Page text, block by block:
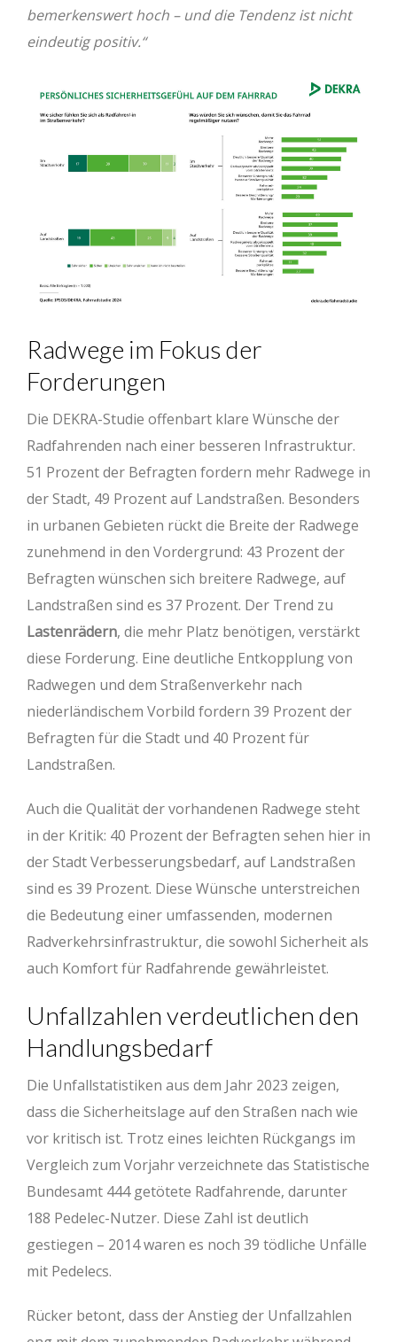
bemerkenswert hoch – und die Tendenz ist nicht
eindeutig positiv.“
Radwege im Fokus der
Forderungen
Die DEKRA-Studie offenbart klare Wünsche der
Radfahrenden nach einer besseren Infrastruktur.
51 Prozent der Befragten fordern mehr Radwege in
der Stadt, 49 Prozent auf Landstraßen. Besonders
in urbanen Gebieten rückt die Breite der Radwege
zunehmend in den Vordergrund: 43 Prozent der
Befragten wünschen sich breitere Radwege, auf
Landstraßen sind es 37 Prozent. Der Trend zu
Lastenrädern, die mehr Platz benötigen, verstärkt
diese Forderung. Eine deutliche Entkopplung von
Radwegen und dem Straßenverkehr nach
niederländischem Vorbild fordern 39 Prozent der
Befragten für die Stadt und 40 Prozent für
Landstraßen.
Auch die Qualität der vorhandenen Radwege steht
in der Kritik: 40 Prozent der Befragten sehen hier in
der Stadt Verbesserungsbedarf, auf Landstraßen
sind es 39 Prozent. Diese Wünsche unterstreichen
die Bedeutung einer umfassenden, modernen
Radverkehrsinfrastruktur, die sowohl Sicherheit als
auch Komfort für Radfahrende gewährleistet.
Unfallzahlen verdeutlichen den
Handlungsbedarf
Die Unfallstatistiken aus dem Jahr 2023 zeigen,
dass die Sicherheitslage auf den Straßen nach wie
vor kritisch ist. Trotz eines leichten Rückgangs im
Vergleich zum Vorjahr verzeichnete das Statistische
Bundesamt 444 getötete Radfahrende, darunter
188 Pedelec-Nutzer. Diese Zahl ist deutlich
gestiegen – 2014 waren es noch 39 tödliche Unfälle
mit Pedelecs.
Rücker betont, dass der Anstieg der Unfallzahlen